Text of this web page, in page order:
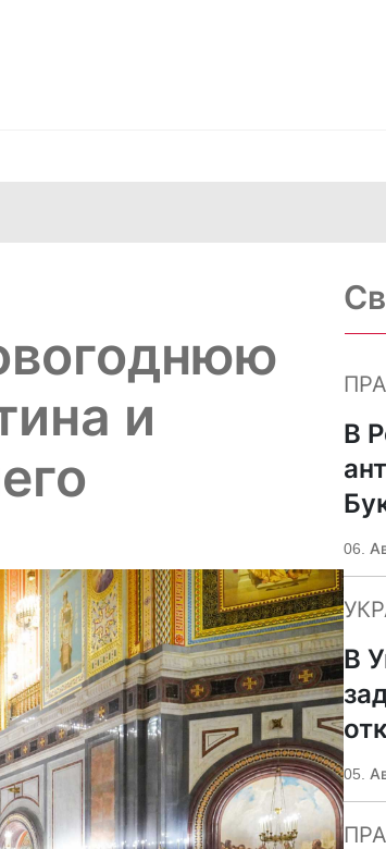
и
В
06.
В
05.